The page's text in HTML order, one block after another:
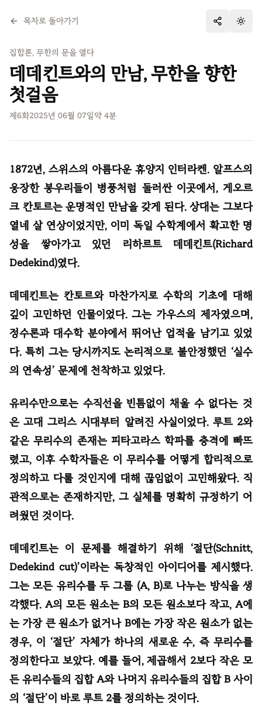
목차로 돌아가기 테마
집합론, 무한의 문을 열다
데데킨트와의 만남, 무한을 향한
첫걸음
제6화2025년 06월 07일약 4분
1872년, 스위스의 아름다운 휴양지 인터라켄. 알프스의
웅장한 봉우리들이 병풍처럼 둘러싼 이곳에서, 게오르
크 칸토르는 운명적인 만남을 갖게 된다. 상대는 그보다
열네 살 연상이었지만, 이미 독일 수학계에서 확고한 명
성을 쌓아가고 있던 리하르트 데데킨트(Richard
Dedekind)였다.
데데킨트는 칸토르와 마찬가지로 수학의 기초에 대해
깊이 고민하던 인물이었다. 그는 가우스의 제자였으며,
정수론과 대수학 분야에서 뛰어난 업적을 남기고 있었
다. 특히 그는 당시까지도 논리적으로 불안정했던 ‘실수
의 연속성’ 문제에 천착하고 있었다.
유리수만으로는 수직선을 빈틈없이 채울 수 없다는 것
은 고대 그리스 시대부터 알려진 사실이었다. 루트 2와
같은 무리수의 존재는 피타고라스 학파를 충격에 빠뜨
렸고, 이후 수학자들은 이 무리수를 어떻게 합리적으로
정의하고 다룰 것인지에 대해 끊임없이 고민해왔다. 직
관적으로는 존재하지만, 그 실체를 명확히 규정하기 어
려웠던 것이다.
데데킨트는 이 문제를 해결하기 위해 ‘절단(Schnitt,
Dedekind cut)’이라는 독창적인 아이디어를 제시했다.
그는 모든 유리수를 두 그룹 (A, B)로 나누는 방식을 생
각했다. A의 모든 원소는 B의 모든 원소보다 작고, A에
는 가장 큰 원소가 없거나 B에는 가장 작은 원소가 없는
경우, 이 ‘절단’ 자체가 하나의 새로운 수, 즉 무리수를
정의한다고 보았다. 예를 들어, 제곱해서 2보다 작은 모
든 유리수들의 집합 A와 나머지 유리수들의 집합 B 사이
의 ‘절단’이 바로 루트 2를 정의하는 것이다.